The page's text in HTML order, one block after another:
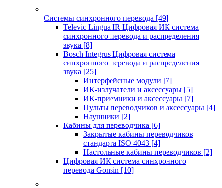
Системы синхронного перевода [49]
Televic Lingua IR Цифровая ИК система
синхронного перевода и распределения
звука [8]
Bosch Integrus Цифровая система
синхронного перевода и распределения
звука [25]
Интерфейсные модули [7]
ИК-излучатели и аксессуары [5]
ИК-приемники и аксессуары [7]
Пульты переводчиков и аксессуары [4]
Наушники [2]
Кабины для переводчика [6]
Закрытые кабины переводчиков
стандарта ISO 4043 [4]
Настольные кабины переводчиков [2]
Цифровая ИК система синхронного
перевода Gonsin [10]